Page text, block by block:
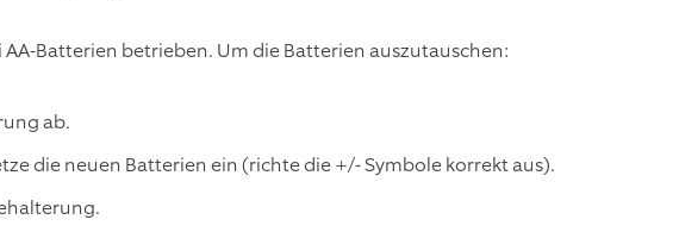
Batterien betrieben. Um die Batterien auszutauschen:
ab.
die neuen Batterien ein (richte die +/- Symbole korrekt aus).